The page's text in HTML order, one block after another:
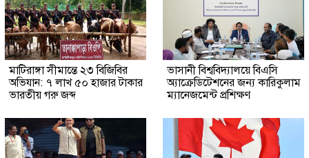
মাটিরাঙ্গা সীমান্তে ২৩ বিজিবির
অভিযান: ৭ লাখ ৫০ হাজার টাকার
ভারতীয় গরু জব্দ
ভাসানী বিশ্ববিদ্যালয়ে বিএসি
অ্যাক্রেডিটেশনের জন্য কারিকুলাম
ম্যানেজমেন্ট প্রশিক্ষণ